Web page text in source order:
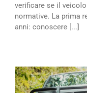
verificare se il
normative. La prima
anni: conoscere [...]